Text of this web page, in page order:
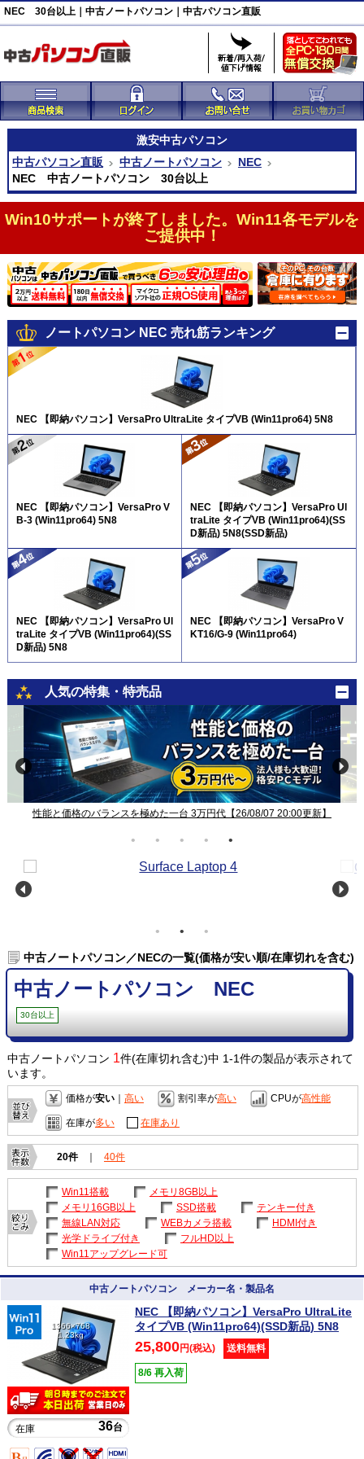
NEC 30台以上｜中古ノートパソコン｜中古パソコン直販
激安中古パソコン
中古パソコン直販
中古ノートパソコン
NEC
NEC 中古ノートパソコン 30台以上
Win10サポートが終了しました。Win11各モデルを
ご提供中！
ノートパソコン NEC 売れ筋ランキング
NEC 【即納パソコン】VersaPro UltraLite タイプVB (Win11pro64) 5N8
NEC 【即納パソコン】VersaPro V
B-3 (Win11pro64) 5N8
NEC 【即納パソコン】VersaPro Ul
traLite タイプVB (Win11pro64)(SS
D新品) 5N8(SSD新品)
NEC 【即納パソコン】VersaPro Ul
traLite タイプVB (Win11pro64)(SS
D新品) 5N8
NEC 【即納パソコン】VersaPro V
KT16/G-9 (Win11pro64)
人気の特集・特売品
08/07 20:00更新】 中古パソコン 新着、再入荷、値下げ【26/08/07 20:00
中古ノートパソコン／NECの一覧(価格が安い順/在庫切れを含む)
中古ノートパソコン NEC
30台以上
中古ノートパソコン 1件(在庫切れ含む)中 1-1件の製品が表示されて
います。
価格が安い｜ 高い 割引率が高い CPUが高性能
在庫が多い 在庫あり
20件 ｜ 40件
Win11搭載
メモリ8GB以上
メモリ16GB以上
SSD搭載
テンキー付き
無線LAN対応
WEBカメラ搭載
HDMI付き
光学ドライブ付き
フルHD以上
Win11アップグレード可
中古ノートパソコン メーカー名・製品名
1366×768
1.23kg
在庫 36台
NEC 【即納パソコン】VersaPro UltraLite
タイプVB (Win11pro64)(SSD新品) 5N8
25,800円(税込) 送料無料
8/6 再入荷